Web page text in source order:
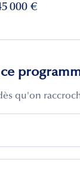
000 €
qu'on